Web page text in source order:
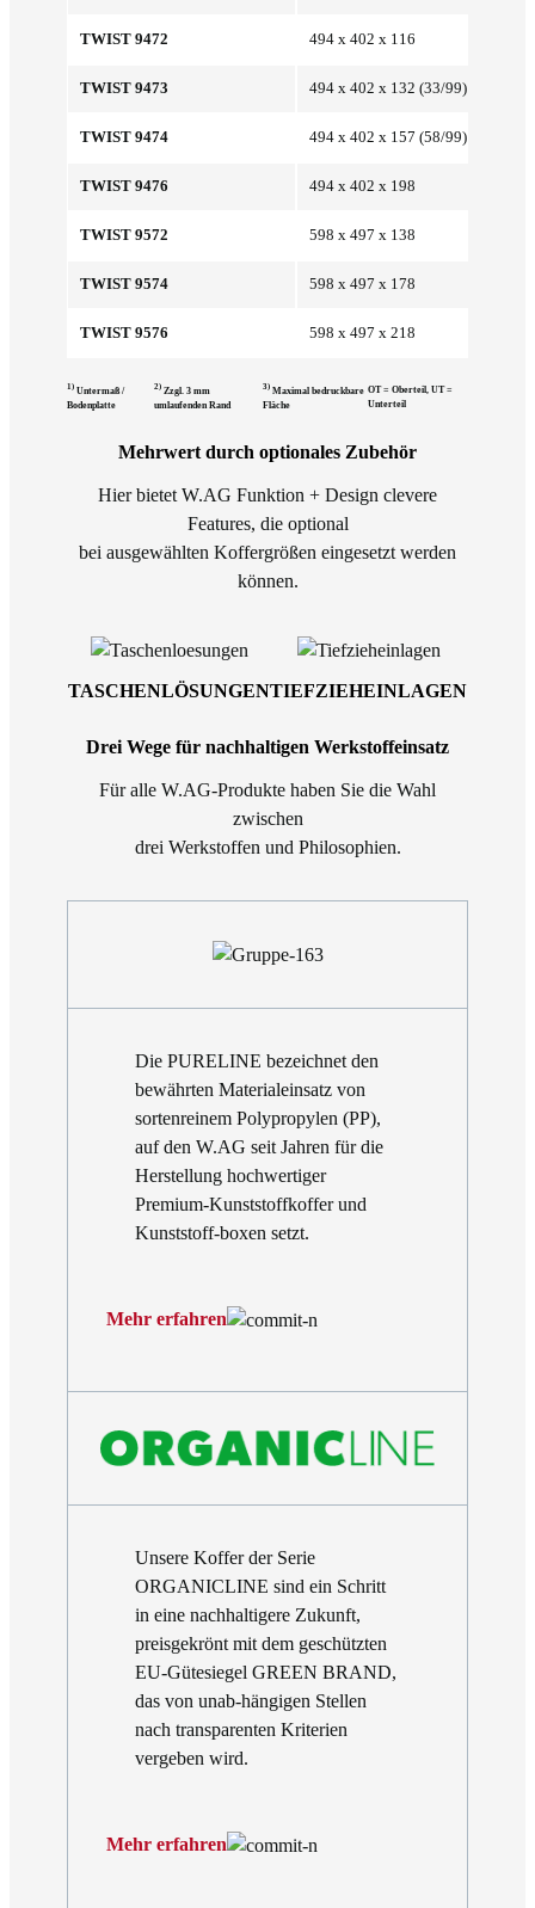
TWIST 9472 494 x 402 x 116
TWIST 9473 494 x 402 x 132 (33/99)
TWIST 9474 494 x 402 x 157 (58/99)
TWIST 9476 494 x 402 x 198
TWIST 9572 598 x 497 x 138
TWIST 9574 598 x 497 x 178
TWIST 9576 598 x 497 x 218
1) Untermaß /
Bodenplatte
2) Zzgl. 3 mm
umlaufenden Rand
3) Maximal bedruckbare
Fläche
OT = Oberteil, UT =
Unterteil
Mehrwert durch optionales Zubehör
Hier bietet W.AG Funktion + Design clevere
Features, die optional
bei ausgewählten Koffergrößen eingesetzt werden
können.
TASCHENLÖSUNGENTIEFZIEHEINLAGEN
Drei Wege für nachhaltigen Werkstoffeinsatz
Für alle W.AG-Produkte haben Sie die Wahl
zwischen
drei Werkstoffen und Philosophien.
Die PURELINE bezeichnet den
bewährten Materialeinsatz von
sortenreinem Polypropylen (PP),
auf den W.AG seit Jahren für die
Herstellung hochwertiger
Premium-Kunststoffkoffer und
Kunststoff-boxen setzt.
Mehr erfahren
Unsere Koffer der Serie
ORGANICLINE sind ein Schritt
in eine nachhaltigere Zukunft,
preisgekrönt mit dem geschützten
EU-Gütesiegel GREEN BRAND,
das von unab-hängigen Stellen
nach transparenten Kriterien
vergeben wird.
Mehr erfahren